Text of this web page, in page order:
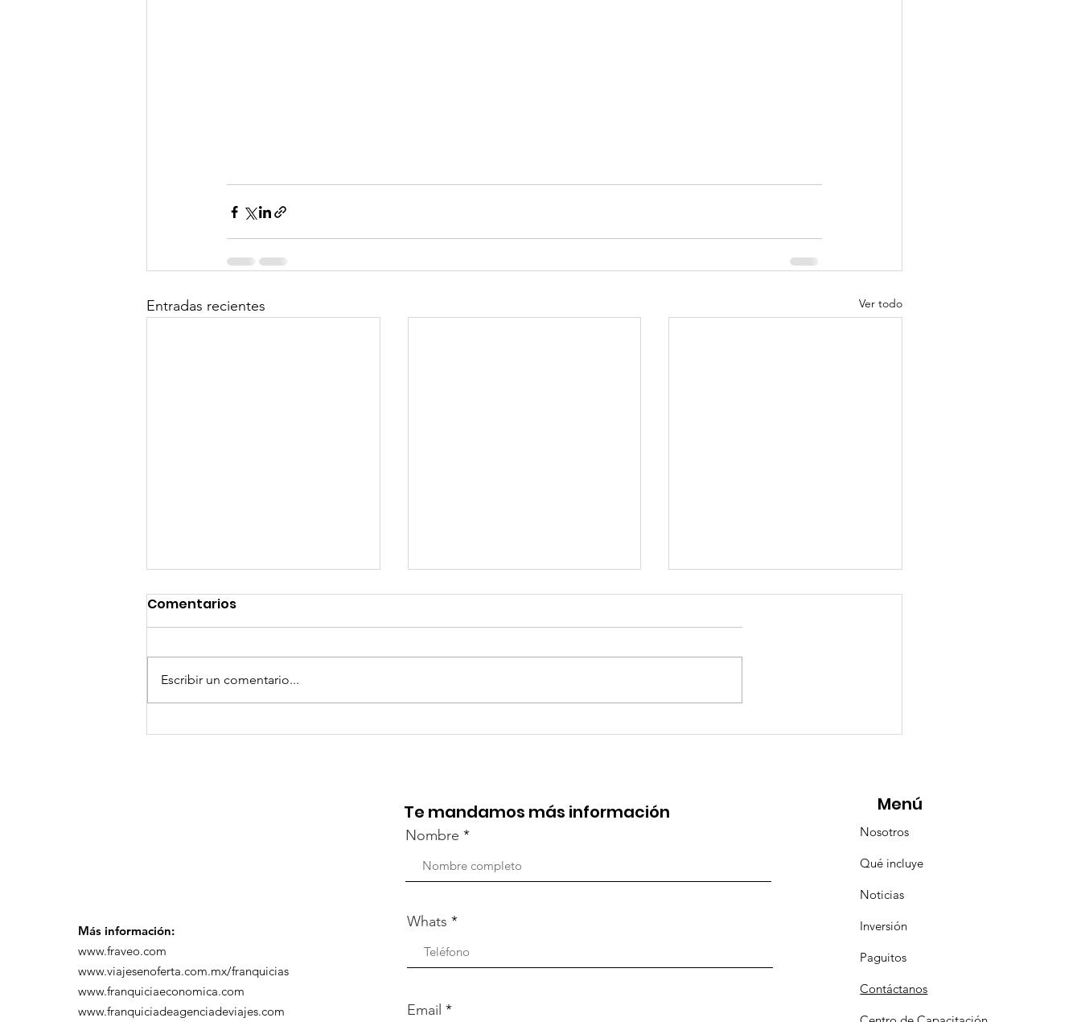
Entradas recientes Ver todo
GoMapTravelByFraveo
TourTravelynByFraveo
ViveMásViajandoByFraveo
Comentarios
Escribir un comentario...
Más información:
www.fraveo.com
www.viajesenoferta.com.mx/franquicias
www.franquiciaeconomica.com
www.franquiciadeagenciadeviajes.com
Te mandamos más información
Nombre
Whats
Email
Menú
Nosotros
Qué incluye
Noticias
Inversión
Paguitos
Contáctanos